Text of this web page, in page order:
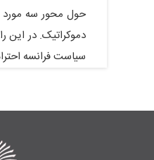
حول محور سه مورد
سیاست فرانسه